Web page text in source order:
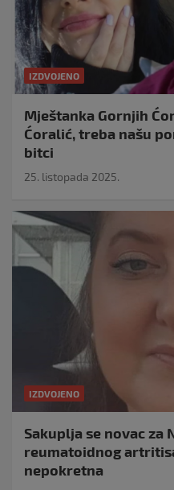
IZDVOJENO
Mještanka Gornjih
Ćoralić, treba našu
bitci
25. listopada 2025.
IZDVOJENO
Sakuplja se novac za
reumatoidnog
nepokretna